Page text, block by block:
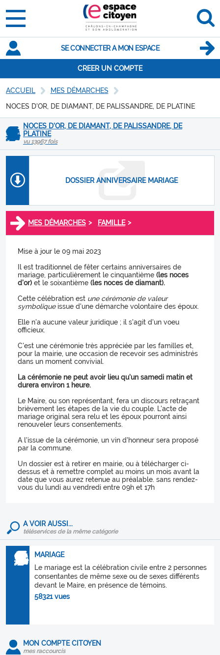
SE CONNECTER A MON ESPACE
CREER UN COMPTE
ACCUEIL
MES DÉMARCHES
NOCES D'OR, DE DIAMANT, DE PALISSANDRE, DE PLATINE
NOCES D'OR, DE DIAMANT, DE PALISSANDRE, DE
PLATINE
vu 13967 fois
DOSSIER ANNIVERSAIRE MARIAGE
MES DÉMARCHES > FAMILLE >
Mise à jour le 09 mai 2023
Il est traditionnel de fêter certains anniversaires de
mariage, particulièrement le cinquantième (les noces
d'or) et le soixantième (les noces de diamant).
Cette célébration est une cérémonie de valeur
symboliqueissue d'une démarche volontaire des époux.
Elle n'a aucune valeur juridique ; il s'agit d'un voeu
officieux.
C'est une cérémonie très appréciée par les familles et,
pour la mairie, une occasion de recevoir ses administrés
dans un moment convivial.
La cérémonie ne peut avoir lieu qu'un samedi matin et
durera environ 1 heure.
Le Maire, ou son représentant, fera un discours retraçant
brièvement les étapes de la vie du couple. L'acte de
mariage original sera relu et les époux pourront ainsi
renouveler leurs consentements.
A l'issue de la cérémonie, un vin d'honneur sera proposé
par la commune.
Un dossier est à retirer en mairie, ou à télécharger ci-
dessus et à remettre complet au moins un mois avant la
date que vous aurez retenue au préalable. sans rendez-
vous du lundi au vendredi entre 09h et 17h
A VOIR AUSSI...
téléservices de la même catégorie
MARIAGE
Le mariage est la célébration civile entre 2 personnes
consentantes de même sexe ou de sexes différents
devant le Maire, en présence de témoins.
58321 vues
MON COMPTE CITOYEN
mes raccourcis